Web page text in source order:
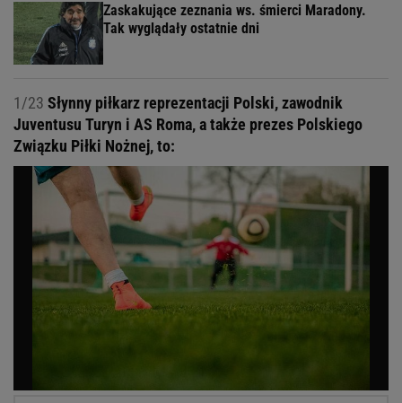
Zaskakujące zeznania ws. śmierci Maradony.
Tak wyglądały ostatnie dni
1/23 Słynny piłkarz reprezentacji Polski, zawodnik
Juventusu Turyn i AS Roma, a także prezes Polskiego
Związku Piłki Nożnej, to: